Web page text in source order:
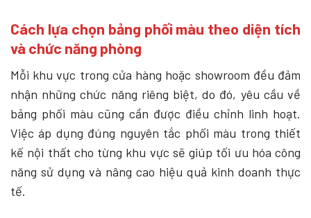
Cách lựa chọn bảng phối màu theo diện tích
và chức năng phòng
Mỗi khu vực trong cửa hàng hoặc showroom đều đảm
nhận những chức năng riêng biệt, do đó, yêu cầu về
bảng phối màu cũng cần được điều chỉnh linh hoạt.
Việc áp dụng đúng nguyên tắc phối màu trong thiết
kế nội thất cho từng khu vực sẽ giúp tối ưu hóa công
năng sử dụng và nâng cao hiệu quả kinh doanh thực
tế.